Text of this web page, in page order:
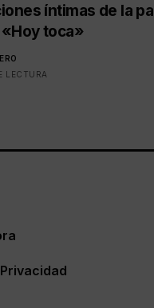
íntimas de la
toca»
LECTURA